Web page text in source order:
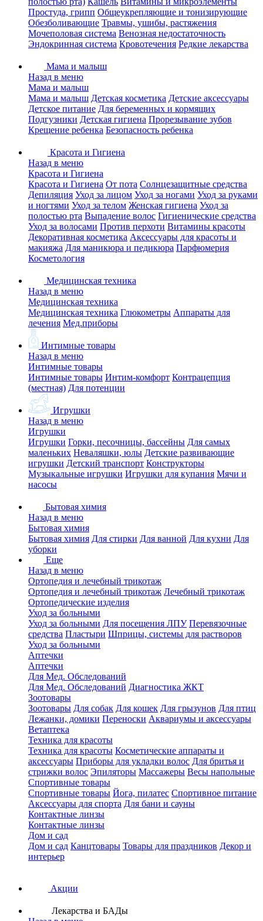
Простуда, грипп Общеукрепляющие и тонизирующие
Обезболивающие Травмы, ушибы, растяжения
Мочеполовая система Венозная недостаточность
Эндокринная система Кровотечения Редкие лекарства
Мама и малыш
Назад в меню
Мама и малыш
Мама и малыш Детская косметика Детские аксессуары
Детское питание Для беременных и кормящих
Подгузники Детская гигиена Прорезывание зубов
Крещение ребенка Безопасность ребенка
Красота и Гигиена
Назад в меню
Красота и Гигиена
Красота и Гигиена От пота Солнцезащитные средства
Депиляция Уход за лицом Уход за ногами Уход за руками
и ногтями Уход за телом Женская гигиена Уход за
полостью рта Выпадение волос Гигиенические средства
Уход за волосами Против перхоти Витамины красоты
Декоративная косметика Аксессуары для красоты и
макияжа Для маникюра и педикюра Парфюмерия
Косметология
Медицинская техника
Назад в меню
Медицинская техника
Медицинская техника Глюкометры Аппараты для
лечения Мед.приборы
Интимные товары
Назад в меню
Интимные товары
Интимные товары Интим-комфорт Контрацепция
(местная) Для потенции
Игрушки
Назад в меню
Игрушки
Игрушки Горки, песочницы, бассейны Для самых
маленьких Неваляшки, юлы Детские развивающие
игрушки Детский транспорт Конструкторы
Музыкальные игрушки Игрушки для купания Мячи и
насосы
Бытовая химия
Назад в меню
Бытовая химия
Бытовая химия Для стирки Для ванной Для кухни Для
уборки
Еще
Назад в меню
Ортопедия и лечебный трикотаж
Ортопедия и лечебный трикотаж Лечебный трикотаж
Ортопедические изделия
Уход за больными
Уход за больными Для посещения ЛПУ Перевязочные
средства Пластыри Шприцы, системы для растворов
Уход за больными
Аптечки
Аптечки
Для Мед. Обследований
Для Мед. Обследований Диагностика ЖКТ
Зоотовары
Зоотовары Для собак Для кошек Для грызунов Для птиц
Лежанки, домики Переноски Аквариумы и аксессуары
Ветаптека
Техника для красоты
Техника для красоты Косметические аппараты и
аксессуары Приборы для укладки волос Для бритья и
стрижки волос Эпиляторы Массажеры Весы напольные
Спортивные товары
Спортивные товары Йога, пилатес Спортивное питание
Аксессуары для спорта Для бани и сауны
Контактные линзы
Контактные линзы
Дом и сад
Дом и сад Канцтовары Товары для праздников Декор и
интерьер
Акции
Лекарства и БАДы